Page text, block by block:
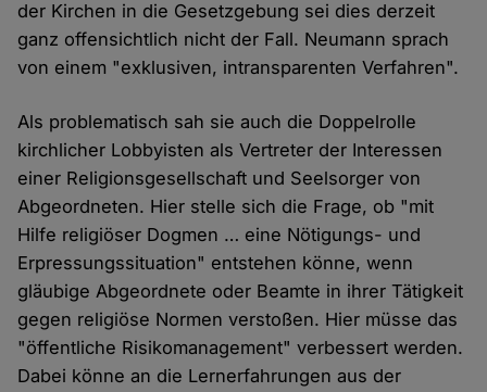
der Kirchen in die Gesetzgebung sei dies derzeit
ganz offensichtlich nicht der Fall. Neumann sprach
von einem "exklusiven, intransparenten Verfahren".
Als problematisch sah sie auch die Doppelrolle
kirchlicher Lobbyisten als Vertreter der Interessen
einer Religionsgesellschaft und Seelsorger von
Abgeordneten. Hier stelle sich die Frage, ob "mit
Hilfe religiöser Dogmen … eine Nötigungs- und
Erpressungssituation" entstehen könne, wenn
gläubige Abgeordnete oder Beamte in ihrer Tätigkeit
gegen religiöse Normen verstoßen. Hier müsse das
"öffentliche Risikomanagement" verbessert werden.
Dabei könne an die Lernerfahrungen aus der